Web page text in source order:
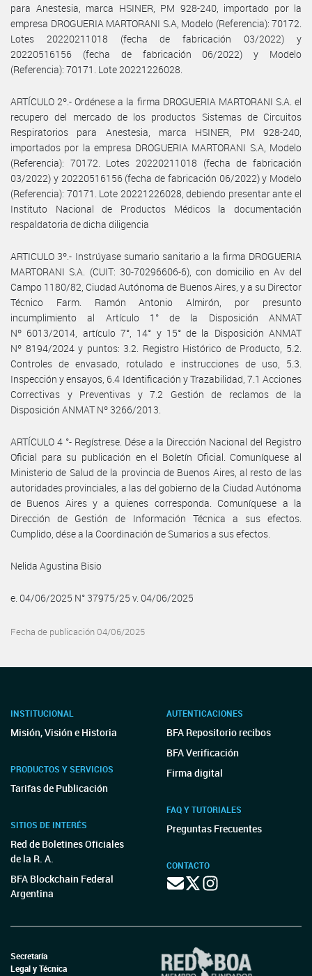
para Anestesia, marca HSINER, PM 928-240, importado por la
empresa DROGUERIA MARTORANI S.A, Modelo (Referencia): 70172.
Lotes 20220211018 (fecha de fabricación 03/2022) y
20220516156 (fecha de fabricación 06/2022) y Modelo
(Referencia): 70171. Lote 20221226028.
ARTÍCULO 2º.- Ordénese a la firma DROGUERIA MARTORANI S.A. el
recupero del mercado de los productos Sistemas de Circuitos
Respiratorios para Anestesia, marca HSINER, PM 928-240,
importados por la empresa DROGUERIA MARTORANI S.A, Modelo
(Referencia): 70172. Lotes 20220211018 (fecha de fabricación
03/2022) y 20220516156 (fecha de fabricación 06/2022) y Modelo
(Referencia): 70171. Lote 20221226028, debiendo presentar ante el
Instituto Nacional de Productos Médicos la documentación
respaldatoria de dicha diligencia
ARTICULO 3º.- Instrúyase sumario sanitario a la firma DROGUERIA
MARTORANI S.A. (CUIT: 30-70296606-6), con domicilio en Av del
Campo 1180/82, Ciudad Autónoma de Buenos Aires, y a su Director
Técnico Farm. Ramón Antonio Almirón, por presunto
incumplimiento al Artículo 1° de la Disposición ANMAT
Nº 6013/2014, artículo 7°, 14° y 15° de la Disposición ANMAT
Nº 8194/2024 y puntos: 3.2. Registro Histórico de Producto, 5.2.
Controles de envasado, rotulado e instrucciones de uso, 5.3.
Inspección y ensayos, 6.4 Identificación y Trazabilidad, 7.1 Acciones
Correctivas y Preventivas y 7.2 Gestión de reclamos de la
Disposición ANMAT Nº 3266/2013.
ARTÍCULO 4 °- Regístrese. Dése a la Dirección Nacional del Registro
Oficial para su publicación en el Boletín Oficial. Comuníquese al
Ministerio de Salud de la provincia de Buenos Aires, al resto de las
autoridades provinciales, a las del gobierno de la Ciudad Autónoma
de Buenos Aires y a quienes corresponda. Comuníquese a la
Dirección de Gestión de Información Técnica a sus efectos.
Cumplido, dése a la Coordinación de Sumarios a sus efectos.
Nelida Agustina Bisio
e. 04/06/2025 N° 37975/25 v. 04/06/2025
Fecha de publicación 04/06/2025
INSTITUCIONAL
Misión, Visión e Historia
PRODUCTOS Y SERVICIOS
Tarifas de Publicación
SITIOS DE INTERÉS
Red de Boletines Oficiales
de la R. A.
BFA Blockchain Federal
Argentina
AUTENTICACIONES
BFA Repositorio recibos
BFA Verificación
Firma digital
FAQ Y TUTORIALES
Preguntas Frecuentes
CONTACTO
Secretaría
Legal y Técnica